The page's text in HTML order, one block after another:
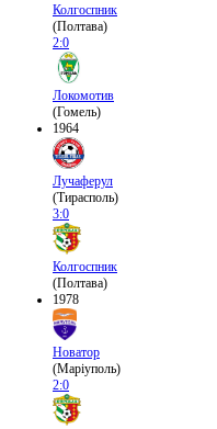
Колгоспник
(Полтава)
2:0
Локомотив
(Гомель)
1964
Лучаферул
(Тирасполь)
3:0
Колгоспник
(Полтава)
1978
Новатор
(Маріуполь)
2:0